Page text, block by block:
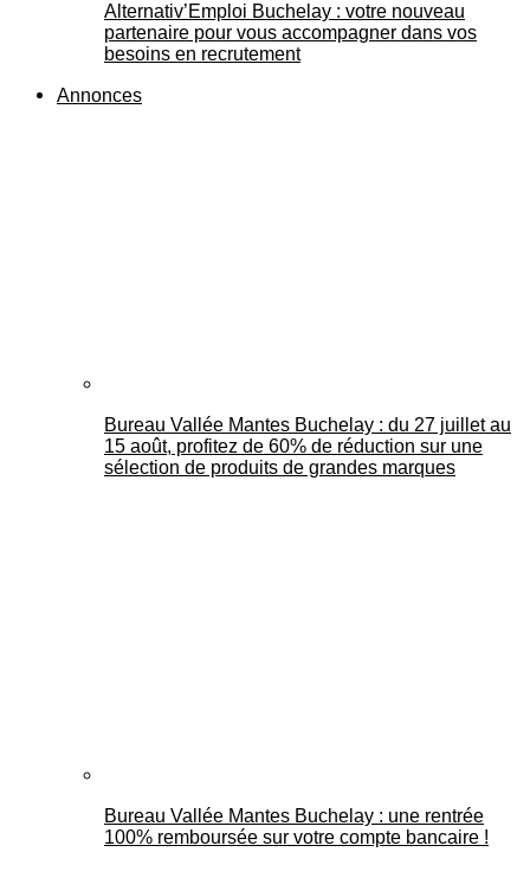
Alternativ’Emploi Buchelay : votre nouveau
partenaire pour vous accompagner dans vos
besoins en recrutement
Annonces
Bureau Vallée Mantes Buchelay : du 27 juillet au
15 août, profitez de 60% de réduction sur une
sélection de produits de grandes marques
Bureau Vallée Mantes Buchelay : une rentrée
100% remboursée sur votre compte bancaire !